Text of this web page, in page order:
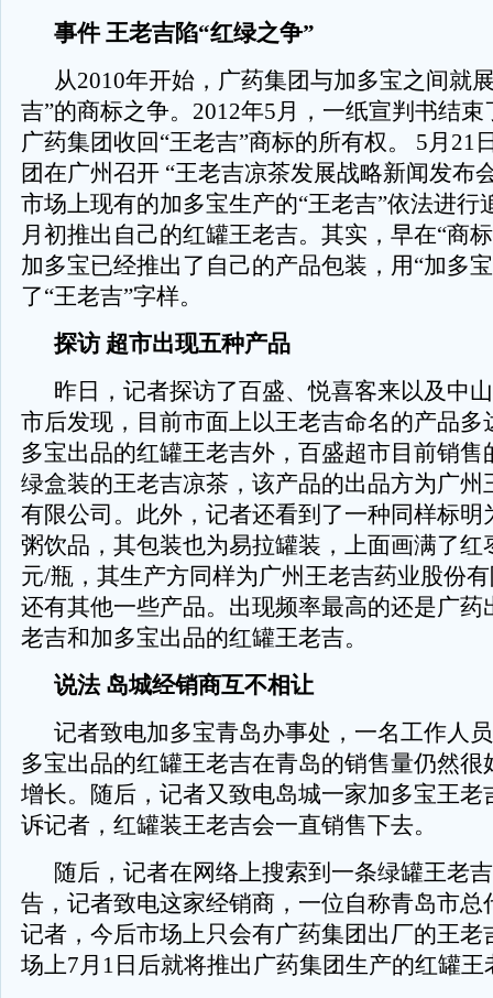
事件 王老吉陷“红绿之争”
从2010年开始，广药集团与加多宝之间就
吉”的商标之争。2012年5月，一纸宣判书结
广药集团收回“王老吉”商标的所有权。 5月21
团在广州召开 “王老吉凉茶发展战略新闻发布
市场上现有的加多宝生产的“王老吉”依法进行
月初推出自己的红罐王老吉。其实，早在“商
加多宝已经推出了自己的产品包装，用“加多
了“王老吉”字样。
探访 超市出现五种产品
昨日，记者探访了百盛、悦喜客来以及中
市后发现，目前市面上以王老吉命名的产品多
多宝出品的红罐王老吉外，百盛超市目前销售
绿盒装的王老吉凉茶，该产品的出品方为广州
有限公司。此外，记者还看到了一种同样标明
粥饮品，其包装也为易拉罐装，上面画满了红
元/瓶，其生产方同样为广州王老吉药业股份
还有其他一些产品。出现频率最高的还是广药
老吉和加多宝出品的红罐王老吉。
说法 岛城经销商互不相让
记者致电加多宝青岛办事处，一名工作人
多宝出品的红罐王老吉在青岛的销售量仍然很
增长。随后，记者又致电岛城一家加多宝王老
诉记者，红罐装王老吉会一直销售下去。
随后，记者在网络上搜索到一条绿罐王老
告，记者致电这家经销商，一位自称青岛市总
记者，今后市场上只会有广药集团出厂的王老
场上7月1日后就将推出广药集团生产的红罐王